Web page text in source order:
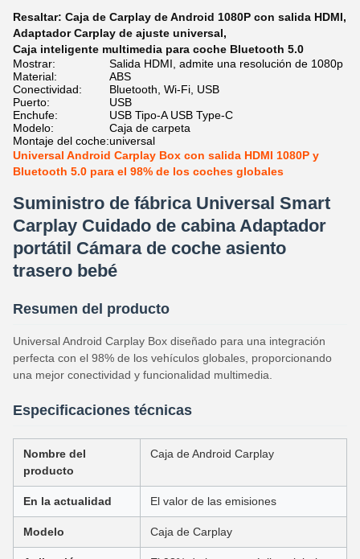
Resaltar: Caja de Carplay de Android 1080P con salida HDMI,
Adaptador Carplay de ajuste universal,
Caja inteligente multimedia para coche Bluetooth 5.0
Mostrar:
Salida HDMI, admite una resolución de 1080p
Material:
ABS
Conectividad:
Bluetooth, Wi-Fi, USB
Puerto:
USB
Enchufe:
USB Tipo-A USB Type-C
Modelo:
Caja de carpeta
Montaje del coche:universal
Universal Android Carplay Box con salida HDMI 1080P y
Bluetooth 5.0 para el 98% de los coches globales
Suministro de fábrica Universal Smart
Carplay Cuidado de cabina Adaptador
portátil Cámara de coche asiento
trasero bebé
Resumen del producto
Universal Android Carplay Box diseñado para una integración
perfecta con el 98% de los vehículos globales, proporcionando
una mejor conectividad y funcionalidad multimedia.
Especificaciones técnicas
Nombre del
producto
Caja de Android Carplay
En la actualidad El valor de las emisiones
Modelo Caja de Carplay